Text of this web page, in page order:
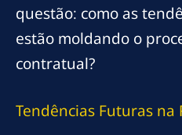
questão: como as
estão moldando o
contratual?
Tendências Futuras na